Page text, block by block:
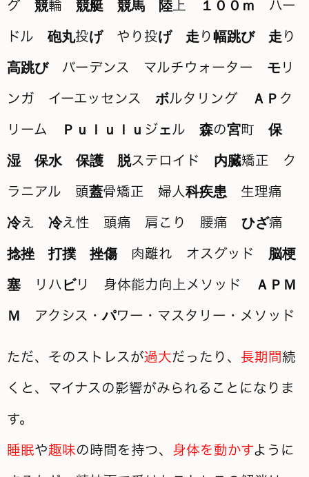
ただ、そのストレスが過大だったり、 長期間 続
くと、マイナスの影響がみられることになりま
す。
睡眠や趣味の時間を持つ、 身体を動かすように